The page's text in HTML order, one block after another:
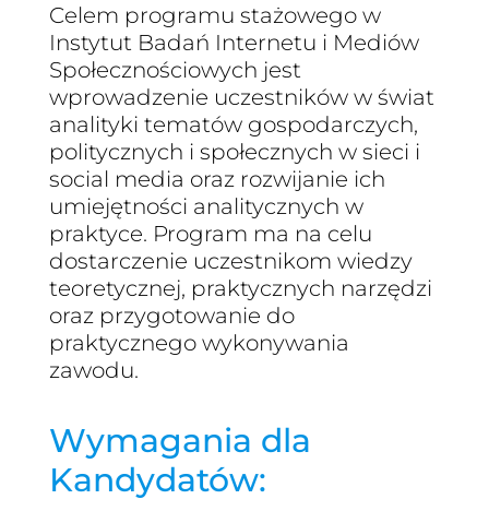
Celem programu stażowego w
Instytut Badań Internetu i Mediów
Społecznościowych jest
wprowadzenie uczestników w świat
analityki tematów gospodarczych,
politycznych i społecznych w sieci i
social media oraz rozwijanie ich
umiejętności analitycznych w
praktyce. Program ma na celu
dostarczenie uczestnikom wiedzy
teoretycznej, praktycznych narzędzi
oraz przygotowanie do
praktycznego wykonywania
zawodu.
Wymagania dla
Kandydatów: